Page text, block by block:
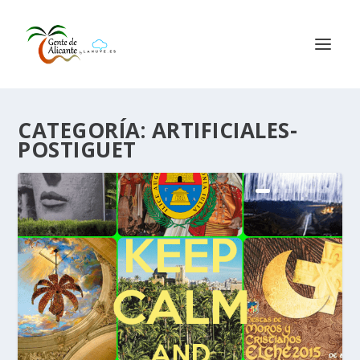
CATEGORÍA: ARTIFICIALES-
POSTIGUET